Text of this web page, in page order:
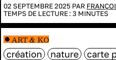
02 SEPTEMBRE 2025 PAR
TEMPS DE LECTURE : 3 MINUTES
création nature carte
ART & KO